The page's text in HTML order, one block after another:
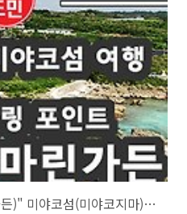
는 김밥이죠. 가격은 일반 삼각김
다. 패키지에도 "오키나와 한정(沖
스팸이라고 하면 오키나와를 떠
죠. 스팸의 경우 일본 어디에서나
"이무갸마린가든(임갸마린가든)" 미야코섬(미야코지마)의 스노쿨링 포인트 추천